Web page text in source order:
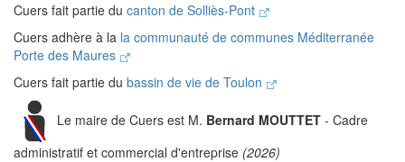
Cuers fait partie du canton de Solliès-Pont
Cuers adhère à la la communauté de communes Méditerranée
Porte des Maures
Cuers fait partie du bassin de vie de Toulon
Le maire de Cuers est M. Bernard MOUTTET - Cadre
administratif et commercial d'entreprise (2026)